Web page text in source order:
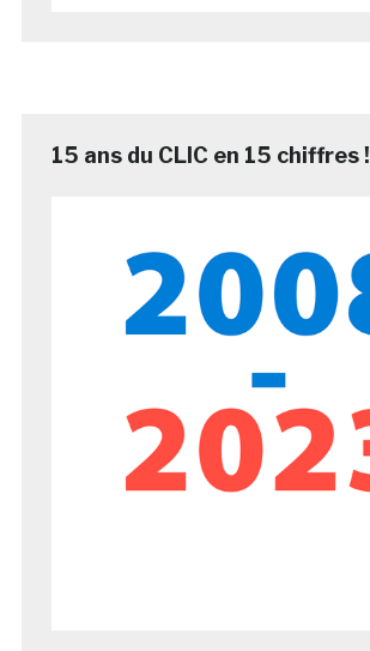
15 ans du CLIC en 15 chiffres !